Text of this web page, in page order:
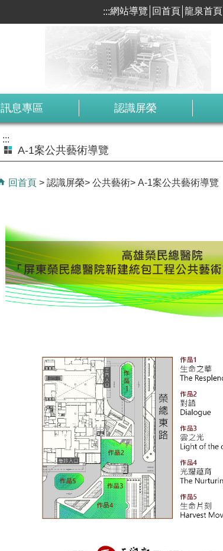
:::網站導覽 回首頁 龍泉首頁
訊息專區 認識屏榮
:::
A-1案公共藝術導覽
回首頁 認識屏榮 公共藝術 A-1案公共藝術導覽